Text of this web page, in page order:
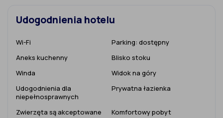
Udogodnienia hotelu
Wi-Fi Parking: dostępny
Aneks kuchenny
Blisko stoku
Winda
Widok na góry
Udogodnienia dla
niepełnosprawnych
Prywatna łazienka
Zwierzęta są akceptowane
Komfortowy pobyt